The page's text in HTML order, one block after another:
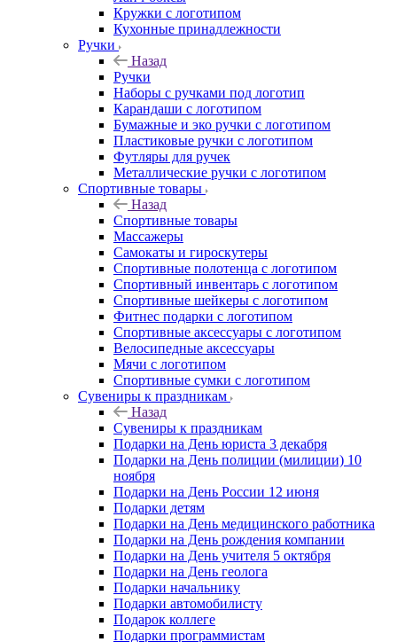
Кружки с логотипом
Кухонные принадлежности
Ручки
Назад
Ручки
Наборы с ручками под логотип
Карандаши с логотипом
Бумажные и эко ручки с логотипом
Пластиковые ручки с логотипом
Футляры для ручек
Металлические ручки с логотипом
Спортивные товары
Назад
Спортивные товары
Массажеры
Самокаты и гироскутеры
Спортивные полотенца с логотипом
Спортивный инвентарь с логотипом
Спортивные шейкеры с логотипом
Фитнес подарки с логотипом
Спортивные аксессуары с логотипом
Велосипедные аксессуары
Мячи с логотипом
Спортивные сумки с логотипом
Сувениры к праздникам
Назад
Сувениры к праздникам
Подарки на День юриста 3 декабря
Подарки на День полиции (милиции) 10
ноября
Подарки на День России 12 июня
Подарки детям
Подарки на День медицинского работника
Подарки на День рождения компании
Подарки на День учителя 5 октября
Подарки на День геолога
Подарки начальнику
Подарки автомобилисту
Подарок коллеге
Подарки программистам